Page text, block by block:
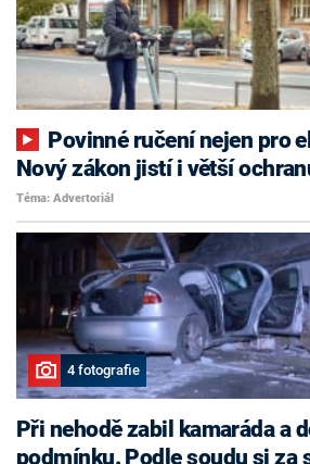
Nový zákon jistí i větší
Téma: Advertoriál
4 fotografie
Při nehodě zabil kamaráda a
podmínku. Podle soudu si za